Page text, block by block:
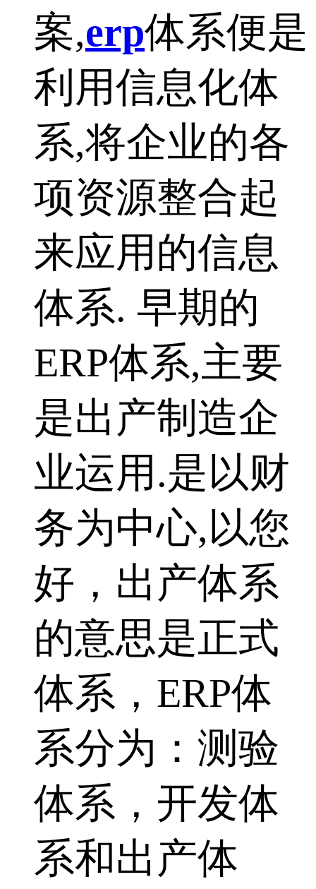
案,erp体系便是
利用信息化体
系,将企业的各
项资源整合起
来应用的信息
体系. 早期的
ERP体系,主要
是出产制造企
业运用.是以财
务为中心,以您
好，出产体系
的意思是正式
体系，ERP体
系分为：测验
体系，开发体
系和出产体